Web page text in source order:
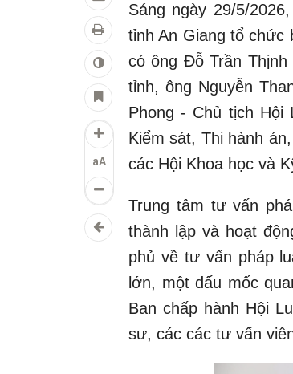
aA
Sáng ngày 29/5/
tỉnh An Giang tổ chức
có ông Đỗ Trần
tỉnh, ông Nguyễn
Phong - Chủ tịch Hội
Kiểm sát, Thi hành
các Hội Khoa học và
Trung tâm tư vấn
thành lập và hoạt
phủ về tư vấn pháp
lớn, một dấu mốc
Ban chấp hành Hội
sư, các các tư vấn